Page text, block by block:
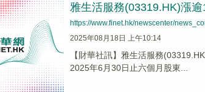
雅生活服務(03319.HK)漲
https://www.finet.hk/newscenter/
2025年08月18日 上午10:14
【財華社訊】雅生活服務
2025年6月30日止六個月股東...